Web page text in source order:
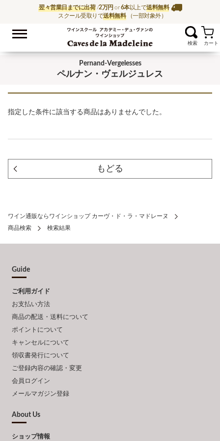
翌々営業日までに出荷/2万円 or6本以上で送料無料
スクール受取りで送料無料 （一部対象外）
ワイン通販ならワイ
お気に入
Pernand-Vergelesses
ペルナン・ヴェルジュレス
指定した条件に該当する商品はありませんでした。
もどる
ワイン通販ならワインショップ カーヴ・ド・ラ・マドレーヌ
商品検索
検索結果
Guide
ご利用ガイド
お支払い方法
商品の配送・送料について
ポイントについて
キャンセルについて
領収書発行について
ご登録内容の確認・変更
会員ログイン
メールマガジン登録
About Us
ショップ情報